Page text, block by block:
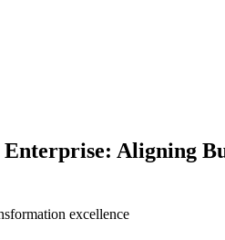
Aligning
excellence